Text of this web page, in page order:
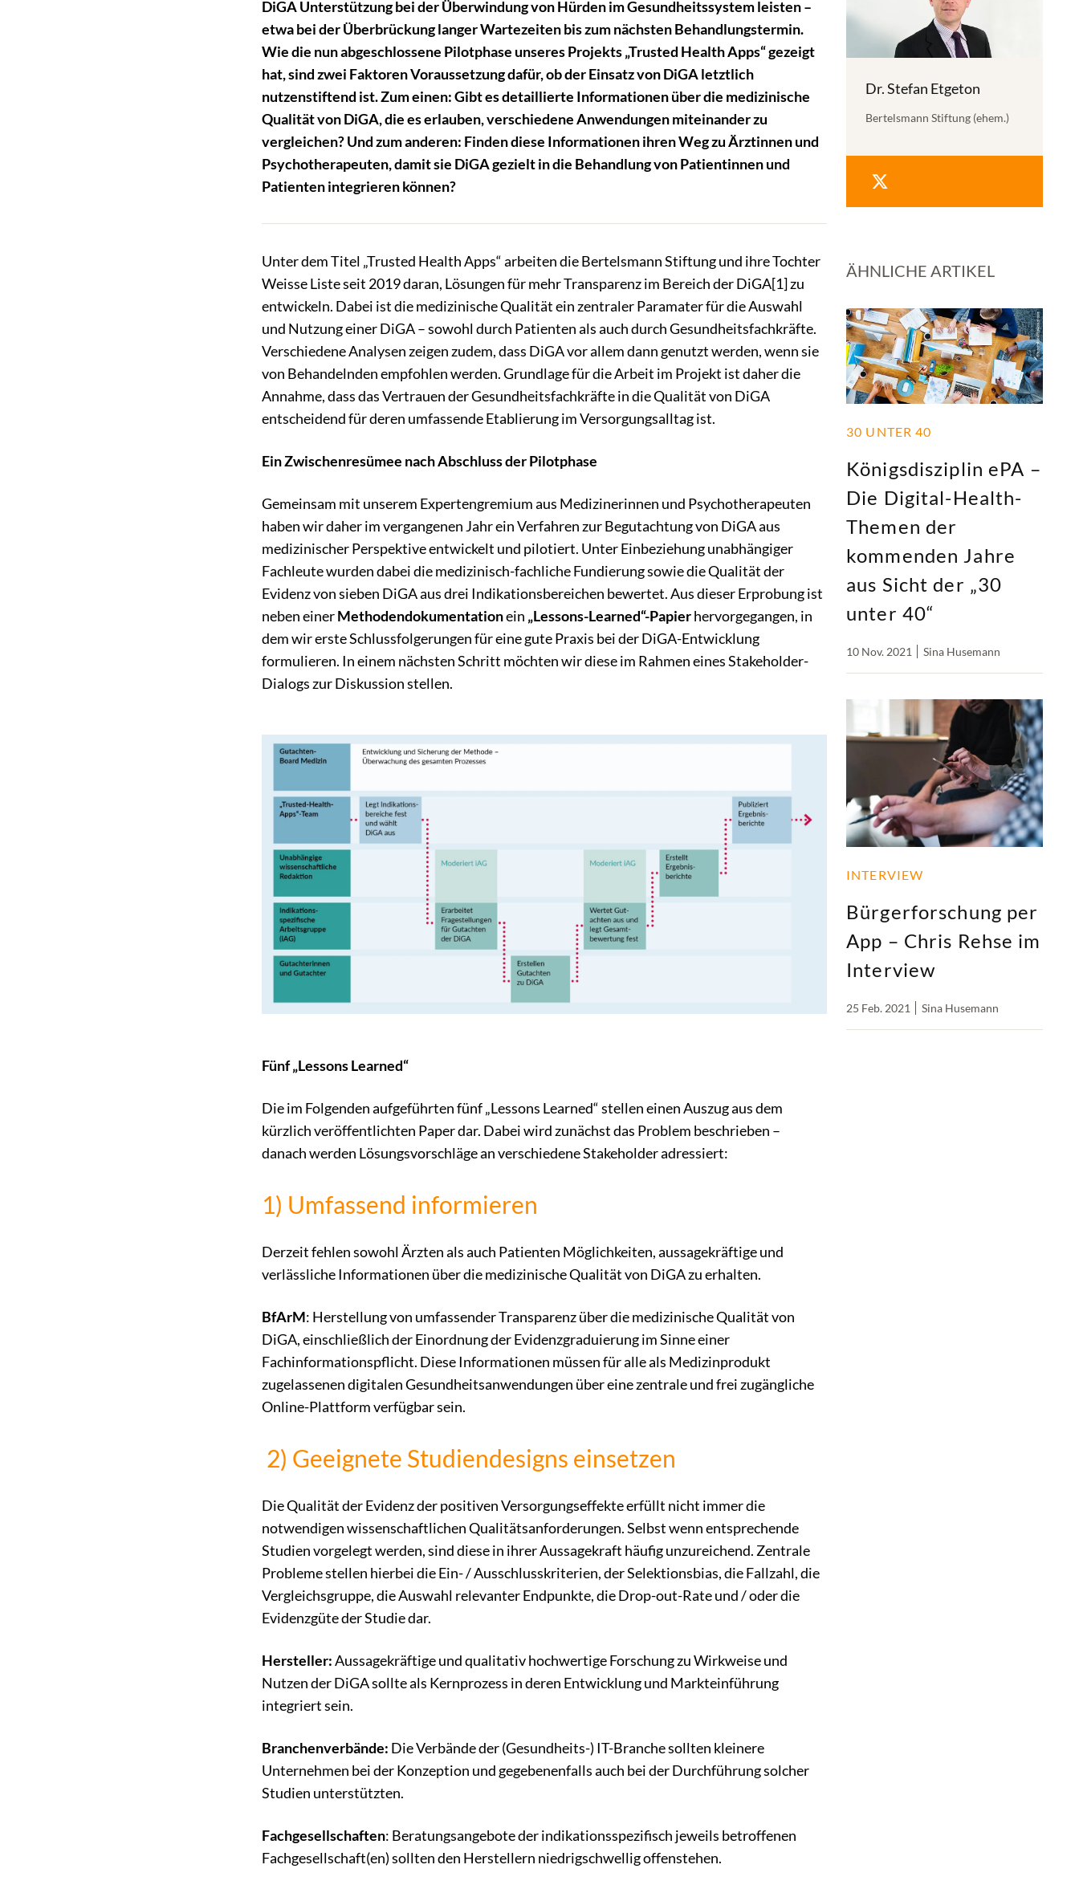
DiGAUnterstützung bei der Überwindung von Hürden im Gesundheitssystem leisten –
etwa bei der Überbrückung langer Wartezeiten bis zum nächsten Behandlungstermin.
Wiedie nun abgeschlossene Pilotphase unseres Projekts „Trusted Health Apps“gezeigt
hat, sind zwei Faktoren Voraussetzung dafür, ob der Einsatz vonDiGAletztlich
nutzenstiftend ist.Zum einen:Gibt es detaillierte Informationen über die medizinische
Qualität vonDiGA, die es erlauben, verschiedene Anwendungen miteinander zu
vergleichen? Und zum anderen: Finden diese Informationen ihren Weg zu Ärztinnen und
Psychotherapeuten, damit sie DiGAgezielt in die Behandlung von Patientinnen und
Patienten integrieren können?
Unter dem Titel „Trusted Health Apps“ arbeiten die Bertelsmann Stiftung und ihre Tochter
Weisse Liste seit 2019 daran, Lösungen für mehr Transparenz im Bereich der DiGA[1] zu
entwickeln. Dabei ist die medizinische Qualität ein zentraler Paramater für die Auswahl
und Nutzung einer DiGA – sowohl durch Patienten als auch durch Gesundheitsfachkräfte.
Verschiedene Analysen zeigen zudem, dass DiGA vor allem dann genutzt werden, wenn sie
von Behandelnden empfohlen werden. Grundlage für die Arbeit im Projekt ist daher die
Annahme, dass das Vertrauen der Gesundheitsfachkräfte in die Qualität von DiGA
entscheidend für deren umfassende Etablierung im Versorgungsalltag ist.
Ein Zwischenresümee nach Abschluss der Pilotphase
Gemeinsam mit unserem Expertengremium aus Medizinerinnen und Psychotherapeuten
haben wir daher im vergangenen Jahr ein Verfahren zur Begutachtung von DiGA aus
medizinischer Perspektive entwickelt und pilotiert. Unter Einbeziehung unabhängiger
Fachleute wurden dabei die medizinisch-fachliche Fundierung sowie die Qualität der
Evidenz von sieben DiGA aus drei Indikationsbereichen bewertet. Aus dieser Erprobung ist
neben einerMethodendokumentationein „Lessons-Learned“-Papierhervorgegangen, in
dem wir erste Schlussfolgerungen für eine gute Praxis bei der DiGA-Entwicklung
formulieren. In einem nächsten Schritt möchten wir diese im Rahmen eines Stakeholder-
Dialogs zur Diskussion stellen.
Fünf „Lessons Learned“
Die im Folgenden aufgeführten fünf „Lessons Learned“ stellen einen Auszug aus dem
kürzlich veröffentlichten Paper dar. Dabei wird zunächst das Problem beschrieben –
danach werden Lösungsvorschläge an verschiedene Stakeholder adressiert:
1) Umfassend informieren
Derzeit fehlen sowohl Ärzten als auch Patienten Möglichkeiten, aussagekräftige und
verlässliche Informationen über die medizinische Qualität von DiGA zu erhalten.
BfArM: Herstellung von umfassender Transparenz über die medizinische Qualität von
DiGA, einschließlich der Einordnung der Evidenzgraduierung im Sinne einer
Fachinformationspflicht. Diese Informationen müssen für alle als Medizinprodukt
zugelassenen digitalen Gesundheitsanwendungen über eine zentrale und frei zugängliche
Online-Plattform verfügbar sein.
2) Geeignete Studiendesigns einsetzen
Die Qualität der Evidenz der positiven Versorgungseffekte erfüllt nicht immer die
notwendigen wissenschaftlichen Qualitätsanforderungen. Selbst wenn entsprechende
Studien vorgelegt werden, sind diese in ihrer Aussagekraft häufig unzureichend. Zentrale
Probleme stellen hierbei die Ein- / Ausschlusskriterien, der Selektionsbias, die Fallzahl, die
Vergleichsgruppe, die Auswahl relevanter Endpunkte, die Drop-out-Rate und / oder die
Evidenzgüte der Studie dar.
Hersteller:Aussagekräftige und qualitativ hochwertige Forschung zu Wirkweise und
Nutzen der DiGA sollte als Kernprozess in deren Entwicklung und Markteinführung
integriert sein.
Branchenverbände: Die Verbände der (Gesundheits-) IT-Branche sollten kleinere
Unternehmen bei der Konzeption und gegebenenfalls auch bei der Durchführung solcher
Studien unterstützten.
Fachgesellschaften: Beratungsangebote der indikationsspezifisch jeweils betroffenen
Fachgesellschaft(en) sollten den Herstellern niedrigschwellig offenstehen.
Dr. Stefan Etgeton
Bertelsmann Stiftung (ehem.)
ÄHNLICHE ARTIKEL
30 UNTER 40
Königsdisziplin ePA –
Die Digital-Health-
Themen der
kommenden Jahre
aus Sicht der „30
unter 40“
10 Nov. 2021 Sina Husemann
INTERVIEW
Bürgerforschung per
App – Chris Rehse im
Interview
25 Feb. 2021 Sina Husemann